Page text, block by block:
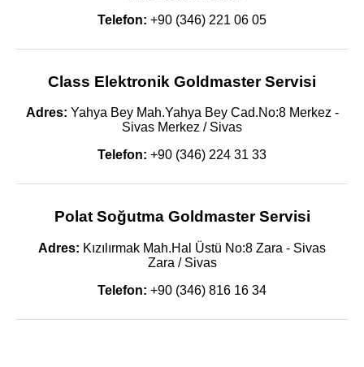
Telefon: +90 (346) 221 06 05
Class Elektronik Goldmaster Servisi
Adres: Yahya Bey Mah.Yahya Bey Cad.No:8 Merkez -
Sivas Merkez / Sivas
Telefon: +90 (346) 224 31 33
Polat Soğutma Goldmaster Servisi
Adres: Kızılırmak Mah.Hal Üstü No:8 Zara - Sivas
Zara / Sivas
Telefon: +90 (346) 816 16 34